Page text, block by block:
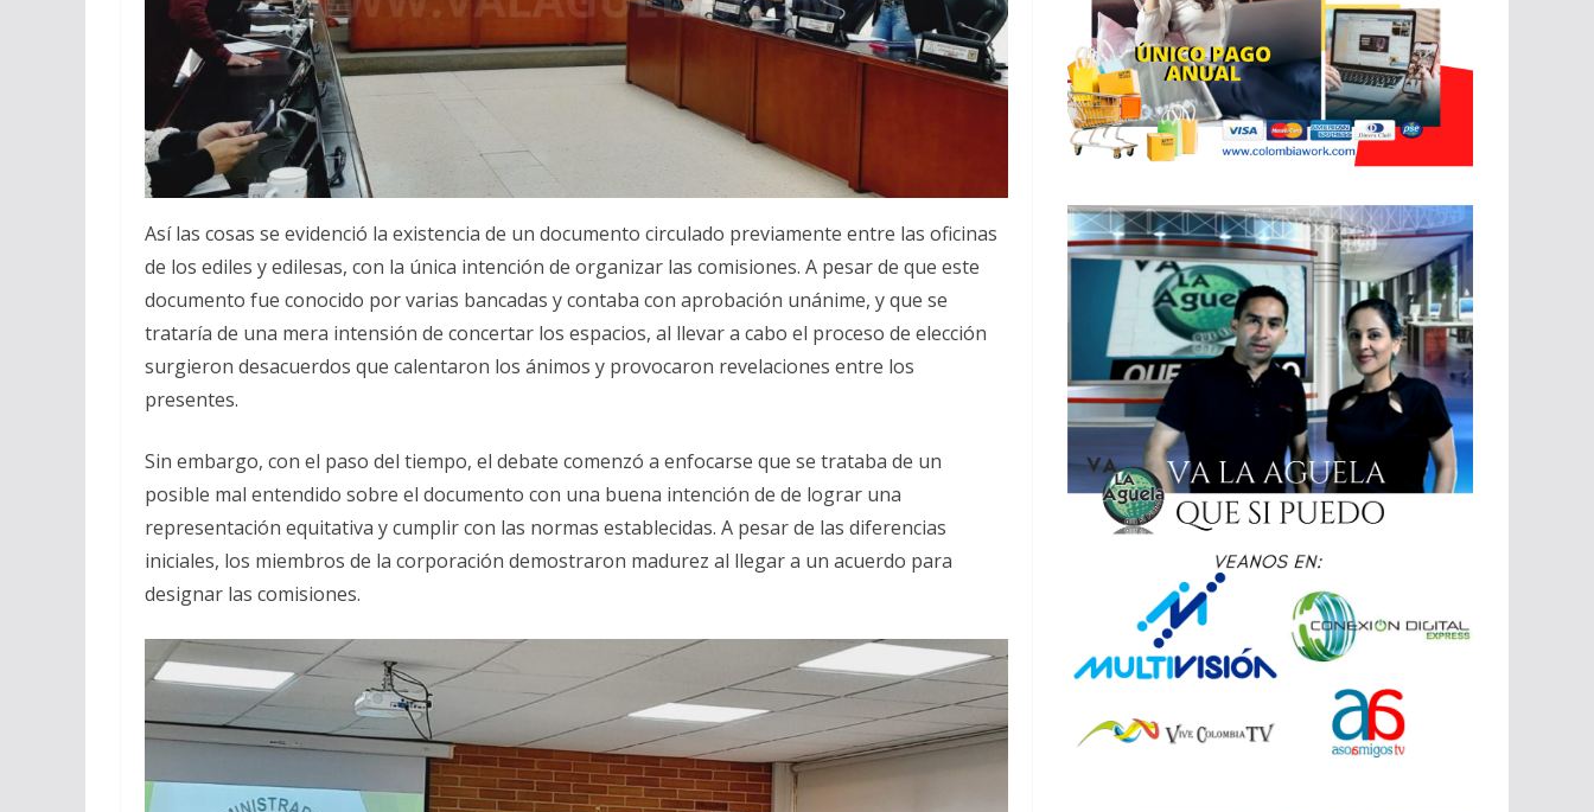
Así las cosas se evidenció la existencia de un documento circulado previamente entre las oficinas
de los ediles y edilesas, con la única intención de organizar las comisiones. A pesar de que este
documento fue conocido por varias bancadas y contaba con aprobación unánime, y que se
trataría de una mera intensión de concertar los espacios, al llevar a cabo el proceso de elección
surgieron desacuerdos que calentaron los ánimos y provocaron revelaciones entre los
presentes.
Sin embargo, con el paso del tiempo, el debate comenzó a enfocarse que se trataba de un
posible mal entendido sobre el documento con una buena intención de de lograr una
representación equitativa y cumplir con las normas establecidas. A pesar de las diferencias
iniciales, los miembros de la corporación demostraron madurez al llegar a un acuerdo para
designar las comisiones.